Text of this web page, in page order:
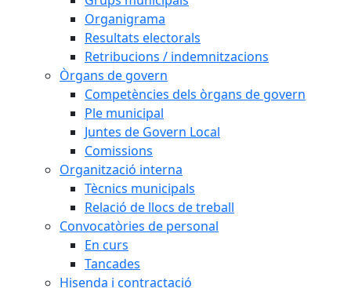
Organigrama
Resultats electorals
Retribucions / indemnitzacions
Òrgans de govern
Competències dels òrgans de govern
Ple municipal
Juntes de Govern Local
Comissions
Organització interna
Tècnics municipals
Relació de llocs de treball
Convocatòries de personal
En curs
Tancades
Hisenda i contractació